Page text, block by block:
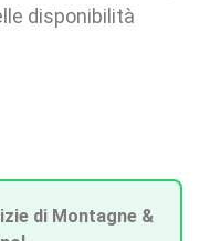
disponibilità
di Montagne &